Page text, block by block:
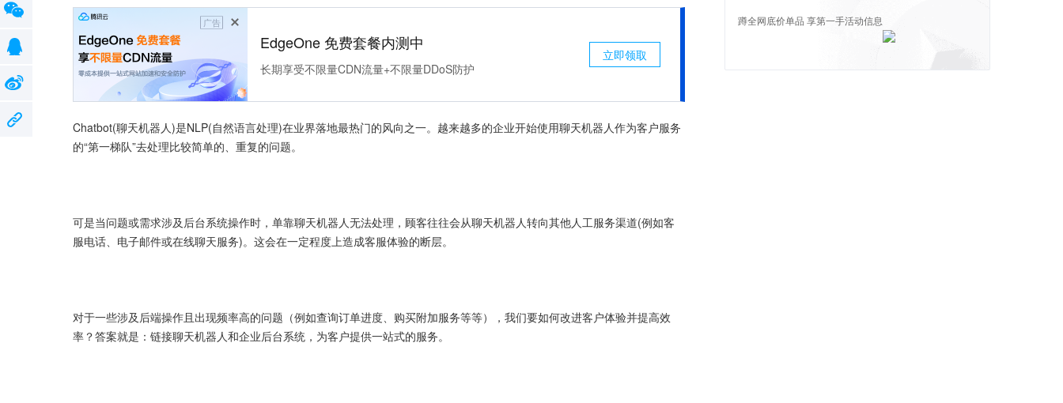
广告
EdgeOne 免费套餐内测中
长期享受不限量CDN流量+不限量DDoS防护
立即领取
Chatbot(聊天机器人)是NLP(自然语言处理)在业界落地最热门的风向之一。越来越多的企业开始使用聊天机器人作为客户服务
的“第一梯队”去处理比较简单的、重复的问题。
可是当问题或需求涉及后台系统操作时，单靠聊天机器人无法处理，顾客往往会从聊天机器人转向其他人工服务渠道(例如客
服电话、电子邮件或在线聊天服务)。这会在一定程度上造成客服体验的断层。
对于一些涉及后端操作且出现频率高的问题（例如查询订单进度、购买附加服务等等），我们要如何改进客户体验并提高效
率？答案就是：链接聊天机器人和企业后台系统，为客户提供一站式的服务。
蹲全网底价单品 享第一手活动信息